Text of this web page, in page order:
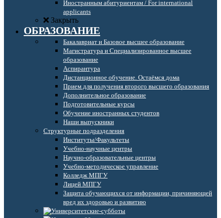
Иностранным абитуриентам / For international
applicants
Закрыть
ОБРАЗОВАНИЕ
Бакалавриат и Базовое высшее образование
Магистратура и Специализированное высшее
образование
Аспирантура
Дистанционное обучение. Остаёмся дома
Прием для получения второго высшего образования
Дополнительное образование
Подготовительные курсы
Обучение иностранных студентов
Наши выпускники
Структурные подразделения
Институты/Факультеты
Учебно-научные центры
Научно-образовательные центры
Учебно-методическое управление
Колледж МПГУ
Лицей МПГУ
Защита обучающихся от информации, причиняющей
вред их здоровью и развитию